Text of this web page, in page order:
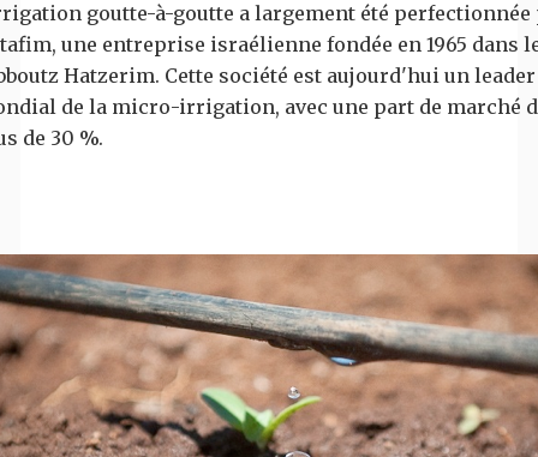
goutte-à-goutte a largement été perfectionnée
une entreprise israélienne fondée en 1965 dans
Hatzerim. Cette société est aujourd'hui un leader
de la micro-irrigation, avec une part de marché
de 30 %.